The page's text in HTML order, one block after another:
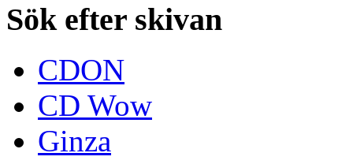
Sök efter skivan
CDON
CD Wow
Ginza